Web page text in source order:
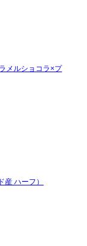
メルショコラ×プ
ハーフ）